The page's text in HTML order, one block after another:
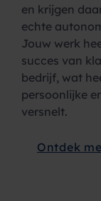
en krijgen
echte
Jouw werk
succes van
bedrijf, wat
persoonlijke
versnelt.
Ontdek